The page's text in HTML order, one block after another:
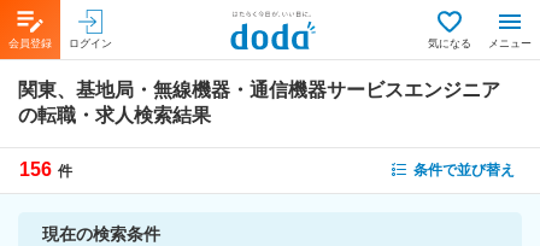
会員登録 ログイン 気になる メニュー
関東、基地局・無線機器・通信機器サービスエンジニア
の転職・求人検索結果
156 件 条件で並び替え
現在の検索条件